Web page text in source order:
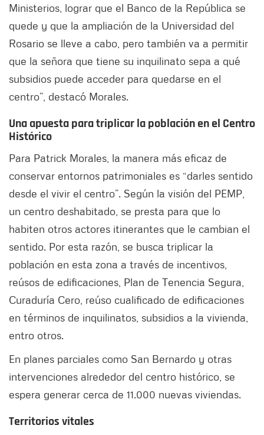
Ministerios, lograr que el Banco de la República se
quede y que la ampliación de la Universidad del
Rosario se lleve a cabo, pero también va a permitir
que la señora que tiene su inquilinato sepa a qué
subsidios puede acceder para quedarse en el
centro”, destacó Morales.
Una apuesta para triplicar la población en el Centro
Histórico
Para Patrick Morales, la manera más eficaz de
conservar entornos patrimoniales es “darles sentido
desde el vivir el centro”. Según la visión del PEMP,
un centro deshabitado, se presta para que lo
habiten otros actores itinerantes que le cambian el
sentido. Por esta razón, se busca triplicar la
población en esta zona a través de incentivos,
reúsos de edificaciones, Plan de Tenencia Segura,
Curaduría Cero, reúso cualificado de edificaciones
en términos de inquilinatos, subsidios a la vivienda,
entro otros.
En planes parciales como San Bernardo y otras
intervenciones alrededor del centro histórico, se
espera generar cerca de 11.000 nuevas viviendas.
Territorios vitales